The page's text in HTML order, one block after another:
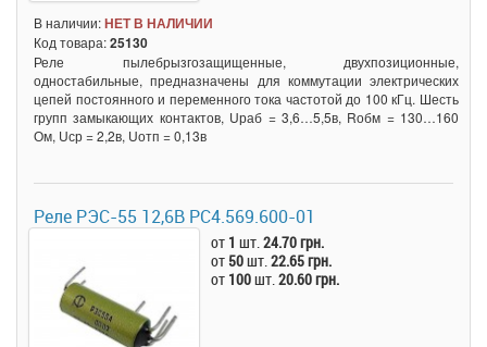
В наличии:НЕТ В НАЛИЧИИ
Код товара:25130
Реле пылебрызгозащищенные, двухпозиционные,
одностабильные, предназначены для коммутации электрических
цепей постоянного и переменного тока частотой до 100 кГц. Шесть
групп замыкающих контактов, Uраб = 3,6…5,5в, Rобм = 130…160
Ом, Uср = 2,2в, Uотп = 0,13в
Реле РЭС-55 12,6В РС4.569.600-01
от 1 шт.24.70 грн.
от 50шт.22.65 грн.
от 100шт.20.60 грн.